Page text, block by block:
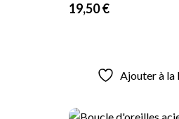
Note
5.00
19,50€
Ajouter à la